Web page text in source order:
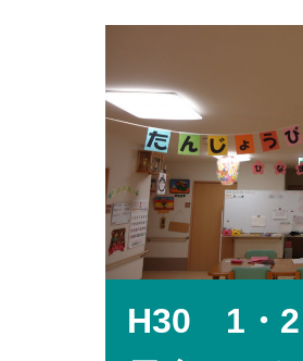
H30 1・2